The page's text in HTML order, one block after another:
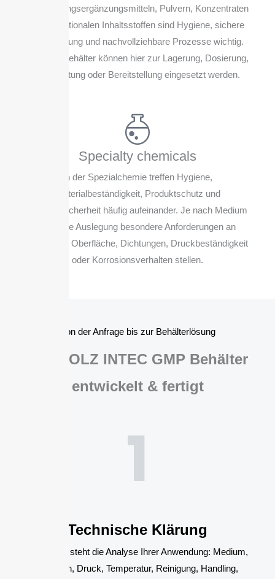
Bei Nahrungsergänzungsmitteln, Pulvern, Konzentraten
oder funktionalen Inhaltsstoffen sind Hygiene, sichere
Handhabung und nachvollziehbare Prozesse wichtig.
Edelstahlbehälter können hier zur Lagerung, Dosierung,
Verarbeitung oder Bereitstellung eingesetzt werden.
Specialty chemicals
In der Spezialchemie treffen Hygiene,
Materialbeständigkeit, Produktschutz und
Prozesssicherheit häufig aufeinander. Je nach Medium
kann die Auslegung besondere Anforderungen an
Werkstoff, Oberfläche, Dichtungen, Druckbeständigkeit
oder Korrosionsverhalten stellen.
Von der Anfrage bis zur Behälterlösung
Wie BOLZ INTEC GMP Behälter
entwickelt & fertigt
1
Technische Klärung
Zu Beginn steht die Analyse Ihrer Anwendung: Medium,
Volumen, Druck, Temperatur, Reinigung, Handling,